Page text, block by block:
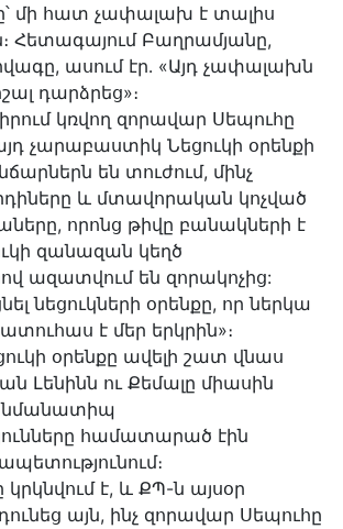
մի հատ չափալախ է տալիս
Հետագայում Բաղրամյանը,
ասում էր․ «Այդ չափալախն
դարձրեց»։
կռվող զորավար Սեպուհը
չարաբաստիկ Նեցուկի օրենքի
են տուժում, մինչ
և մտավորական կոչված
որոնց թիվը բանակների է
զանազան կեղծ
ազատվում են զորակոչից:
նեցուկների օրենքը, որ ներկա
է մեր երկրին»։
օրենքը ավելի շատ վնաս
Լենինն ու Քեմալը միասին
նմանատիպ
համատարած էին
կրկնվում է, և ՔՊ-ն այսօր
այն, ինչ զորավար Սեպուհը